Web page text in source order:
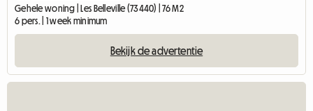
Gehele woning | Les Belleville (73440) | 76 M2
6 pers. | 1 week minimum
Bekijk de advertentie